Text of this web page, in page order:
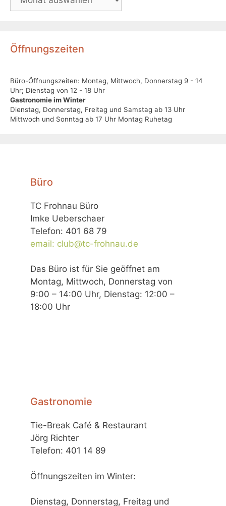
Öffnungszeiten
Büro-Öffnungszeiten: Montag, Mittwoch, Donnerstag 9 - 14
Uhr; Dienstag von 12 - 18 Uhr
Gastronomie im Winter
Dienstag, Donnerstag, Freitag und Samstag ab 13 Uhr
Mittwoch und Sonntag ab 17 Uhr Montag Ruhetag
Büro
TC Frohnau Büro
Imke Ueberschaer
Telefon: 401 68 79
email: club@tc-frohnau.de
Das Büro ist für Sie geöffnet am
Montag, Mittwoch, Donnerstag von
9:00 – 14:00 Uhr, Dienstag: 12:00 –
18:00 Uhr
Gastronomie
Tie-Break Café & Restaurant
Jörg Richter
Telefon: 401 14 89
Öffnungszeiten im Winter:
Dienstag, Donnerstag, Freitag und